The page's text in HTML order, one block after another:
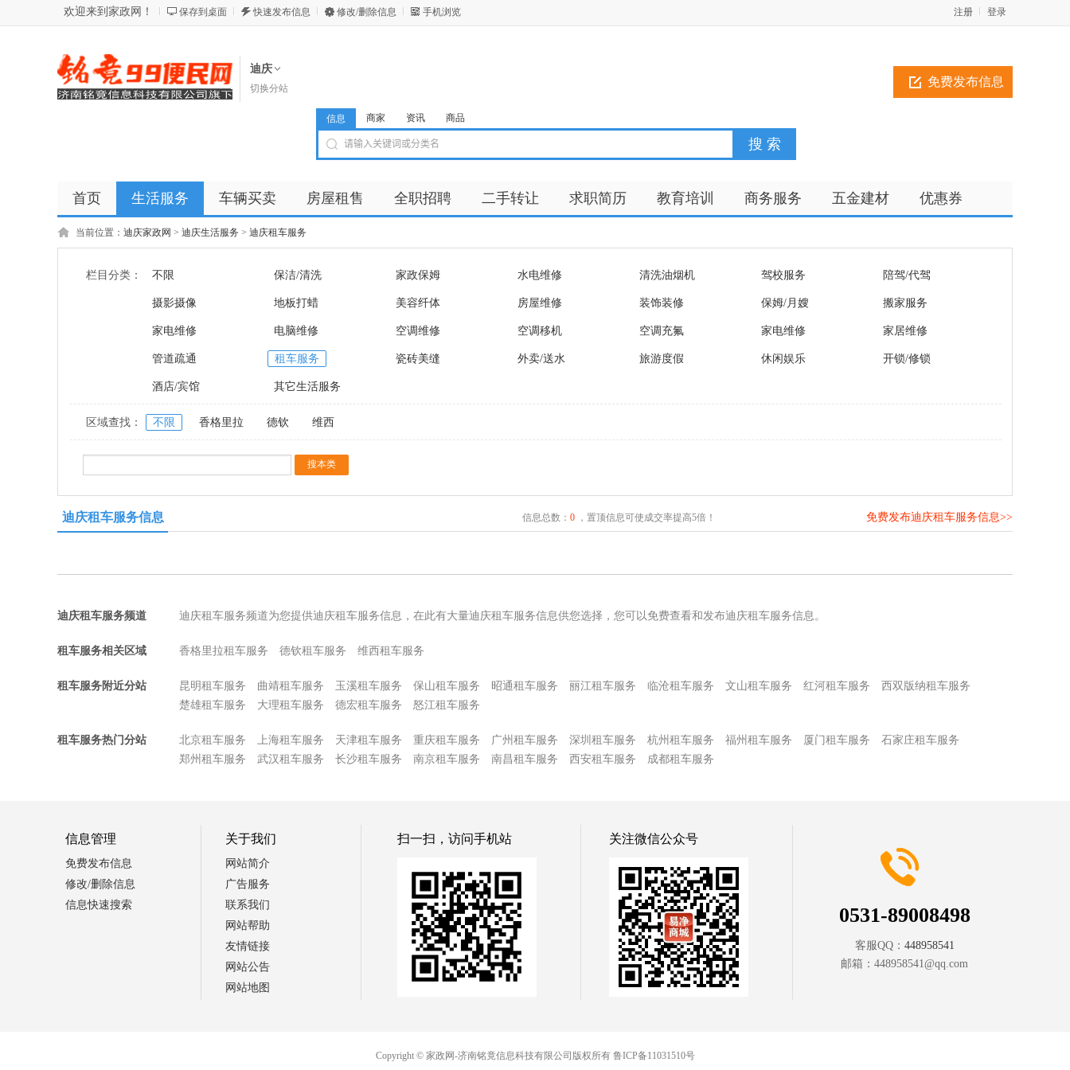
欢迎来到家政网！ 保存到桌面 快速发布信息 修改/删除信息 手机浏览 登录
注册
迪庆
切换分站 免费发布信息
信息 商家 资讯 商品
首页 生活服务 车辆买卖 房屋租售 全职招聘 二手转让 求职简历 教育培训 商务服务 五金建材 优惠券
商品 店铺
当前位置： 迪庆家政网 > 迪庆生活服务 > 迪庆租车服务
栏目分类： 不限 保洁/清洗 家政保姆 水电维修 清洗油烟机 驾校服务 陪驾/代驾
摄影摄像 地板打蜡 美容纤体 房屋维修 装饰装修 保姆/月嫂 搬家服务
家电维修 电脑维修 空调维修 空调移机 空调充氟 家电维修 家居维修
管道疏通 租车服务 瓷砖美缝 外卖/送水 旅游度假 休闲娱乐 开锁/修锁
酒店/宾馆 其它生活服务
区域查找： 不限 香格里拉 德钦 维西
迪庆租车服务信息 信息总数： 0，置顶信息可使成交率提高5倍！ 免费发布迪庆租车服务信息>>
迪庆租车服务频道 迪庆租车服务频道为您提供迪庆租车服务信息，在此有大量迪庆租车服务信息供您选择，您可以免费查看和发布迪庆租车服务信息。
租车服务相关区域 香格里拉租车服务 德钦租车服务 维西租车服务
租车服务附近分站 昆明租车服务 曲靖租车服务 玉溪租车服务 保山租车服务 昭通租车服务 丽江租车服务 临沧租车服务 文山租车服务 红河租车服务
西双版纳租车服务
楚雄租车服务
大理租车服务 德宏租车服务 怒江租车服务
租车服务热门分站 北京租车服务 上海租车服务 天津租车服务 重庆租车服务 广州租车服务 深圳租车服务 杭州租车服务 福州租车服务 厦门租车服务
石家庄租车服务
郑州租车服务
武汉租车服务 长沙租车服务 南京租车服务 南昌租车服务 西安租车服务 成都租车服务
信息管理
免费发布信息
修改/删除信息
信息快速搜索
关于我们
网站简介
广告服务
联系我们
网站帮助
友情链接
网站公告
网站地图
扫一扫，访问手机站 关注微信公众号
0531-89008498
客服QQ： 448958541
邮箱： 448958541@qq.com
Copyright © 家政网-济南铭竟信息科技有限公司版权所有 鲁ICP备11031510号